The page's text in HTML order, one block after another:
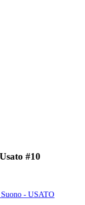
#10
- USATO